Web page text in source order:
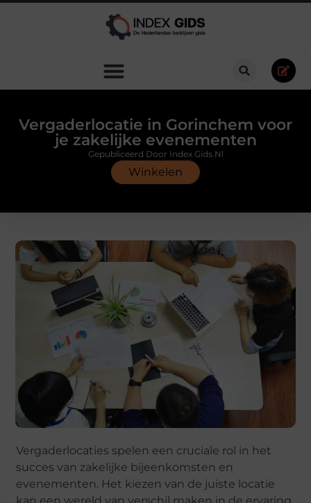
Vergaderlocatie in Gorinchem voor
je zakelijke evenementen
Winkelen
Gepubliceerd Door Index Gids.nl
Vergaderlocaties spelen een cruciale rol in het
succes van zakelijke bijeenkomsten en
evenementen. Het kiezen van de juiste locatie